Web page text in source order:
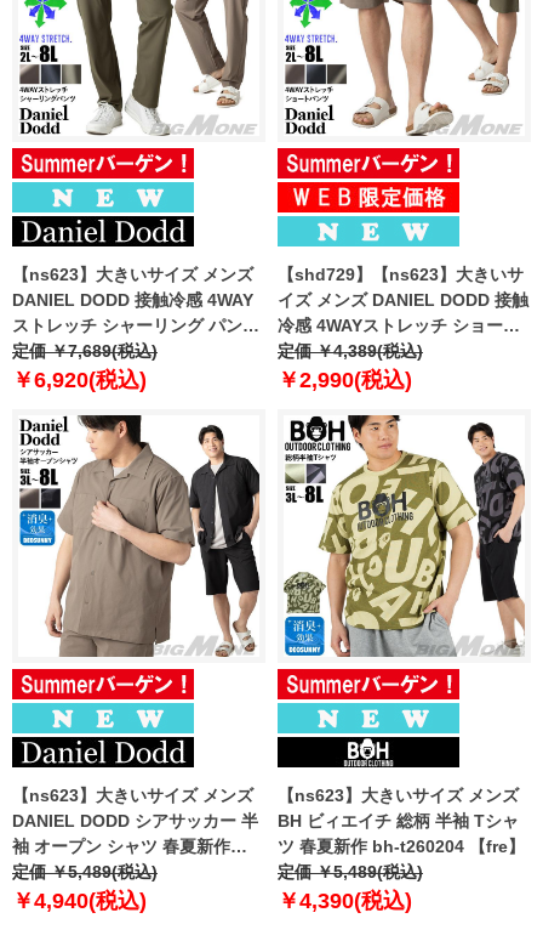
【ns623】大きいサイズ メンズ
DANIEL DODD 接触冷感 4WAY
ストレッチ シャーリング パンツ
春夏新作 azp260201201t
【fre】
定価 ￥7,689(税込)
￥6,920(税込)
【shd729】【ns623】大きいサ
イズ メンズ DANIEL DODD 接触
冷感 4WAYストレッチ ショーツ
ショートパンツ ハーフパンツ 春
夏新作 azsp-260204 【fre】
定価 ￥4,389(税込)
￥2,990(税込)
【ns623】大きいサイズ メンズ
DANIEL DODD シアサッカー 半
袖 オープン シャツ 春夏新作
azsh-260213 【fre】
定価 ￥5,489(税込)
￥4,940(税込)
【ns623】大きいサイズ メンズ
BH ビィエイチ 総柄 半袖 Tシャ
ツ 春夏新作 bh-t260204 【fre】
定価 ￥5,489(税込)
￥4,390(税込)